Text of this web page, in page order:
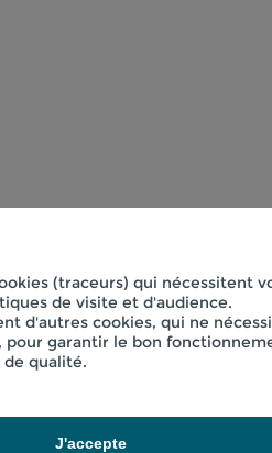
(traceurs) qui nécessitent
de visite et d'audience.
d'autres cookies, qui ne
pour garantir le bon
qualité.
J'accepte